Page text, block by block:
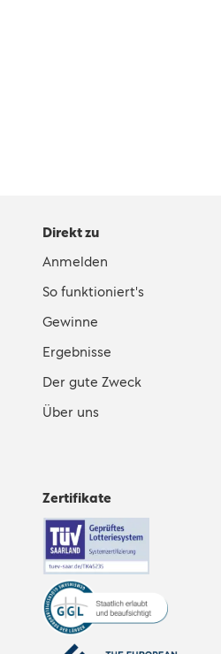
Direkt zu
Anmelden
So funktioniert's
Gewinne
Ergebnisse
Der gute Zweck
Über uns
Zertifikate